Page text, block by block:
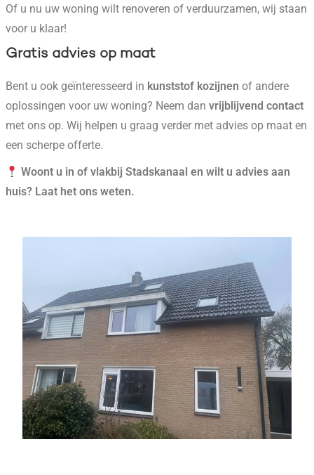
Of u nu uw woning wilt renoveren of verduurzamen, wij staan
voor u klaar!
Gratis advies op maat
Bent u ook geïnteresseerd in kunststof kozijnen of andere
oplossingen voor uw woning? Neem dan vrijblijvend contact
met ons op. Wij helpen u graag verder met advies op maat en
een scherpe offerte.
Woont u in of vlakbij Stadskanaal en wilt u advies aan
huis? Laat het ons weten.